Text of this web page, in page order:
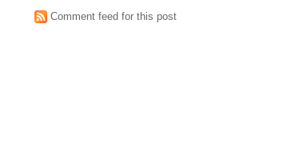
Comment feed for this post